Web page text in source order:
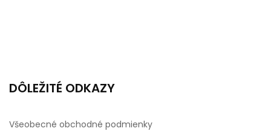
DÔLEŽITÉ ODKAZY
Všeobecné obchodné podmienky